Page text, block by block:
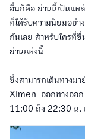
อื่นก็คือ ย่านนี้เป็นแห
ที่ได้รับความนิยมอย่า
กันเลย สำหรับใครที่
ย่านแห่งนี้
ซึ่งสามารถเดินทางม
Ximen ออกทางออ
11:00 ถึง 22:30 น.